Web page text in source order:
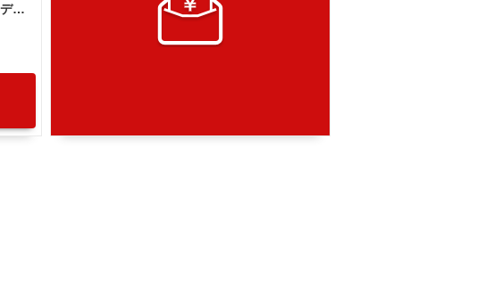
カワサキ ＺＲＸ４００−II ２００５年モデル ノジマフルエキマフラー ＦＣＲ カスタムペイント ＢＥＥＴポイントカバー カスタム多数